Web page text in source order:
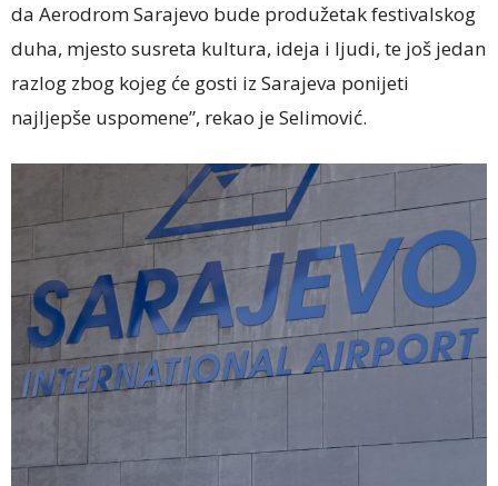
da Aerodrom Sarajevo bude produžetak festivalskog
duha, mjesto susreta kultura, ideja i ljudi, te još jedan
razlog zbog kojeg će gosti iz Sarajeva ponijeti
najljepše uspomene”, rekao je Selimović.